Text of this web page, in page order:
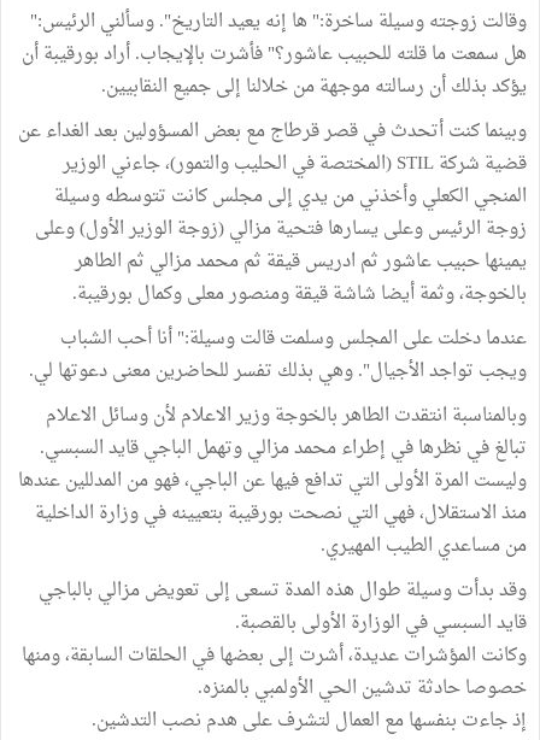
وقالت زوجته وسيلة ساخرة:" ها إنه يعيد التاريخ". وسألني الرئيس:"
هل سمعت ما قلته للحبيب عاشور؟" فأشرت بالإيجاب. أراد بورقيبة أن
يؤكد بذلك أن رسالته موجهة من خلالنا إلى جميع النقابيين.
وبينما كنت أتحدث في قصر قرطاج مع بعض المسؤولين بعد الغداء عن
قضية شركة STIL (المختصة في الحليب والتمور)، جاءني الوزير
المنجي الكعلي وأخذني من يدي إلى مجلس كانت تتوسطه وسيلة
زوجة الرئيس وعلى يسارها فتحية مزالي (زوجة الوزير الأول) وعلى
يمينها حبيب عاشور ثم ادريس قيقة ثم محمد مزالي ثم الطاهر
بالخوجة، وثمة أيضا شاشة قيقة ومنصور معلى وكمال بورقيبة.
عندما دخلت على المجلس وسلمت قالت وسيلة:" أنا أحب الشباب
ويجب تواجد الأجيال". وهي بذلك تفسر للحاضرين معنى دعوتها لي.
وبالمناسبة انتقدت الطاهر بالخوجة وزير الاعلام لأن وسائل الاعلام
تبالغ في نظرها في إطراء محمد مزالي وتهمل الباجي قايد السبسي.
وليست المرة الأولى التي تدافع فيها عن الباجي، فهو من المدللين عندها
منذ الاستقلال، فهي التي نصحت بورقيبة بتعيينه في وزارة الداخلية
من مساعدي الطيب المهيري.
وقد بدأت وسيلة طوال هذه المدة تسعى إلى تعويض مزالي بالباجي
قايد السبسي في الوزارة الأولى بالقصبة.
وكانت المؤشرات عديدة، أشرت إلى بعضها في الحلقات السابقة، ومنها
خصوصا حادثة تدشين الحي الأولمبي بالمنزه.
إذ جاءت بنفسها مع العمال لتشرف على هدم نصب التدشين.